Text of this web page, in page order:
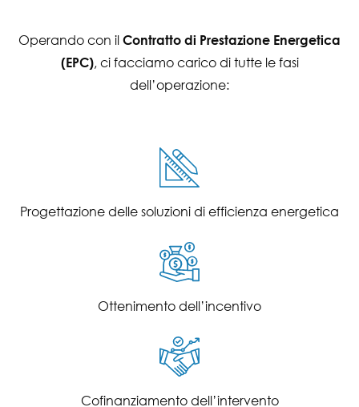
Operando con il Contratto di Prestazione Energetica
(EPC), ci facciamo carico di tutte le fasi
dell’operazione:
Progettazione delle soluzioni di efficienza energetica
Ottenimento dell’incentivo
Cofinanziamento dell’intervento